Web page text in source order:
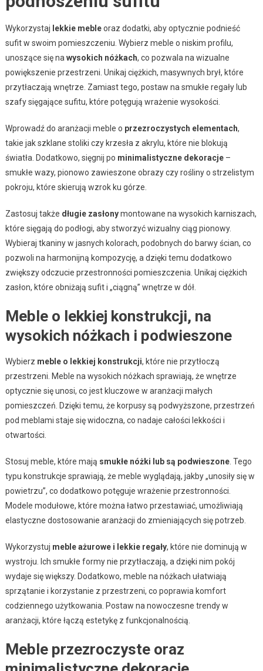
Wykorzystaj lekkie mebleoraz dodatki, aby optycznie podnieść
sufit w swoim pomieszczeniu. Wybierz meble o niskim profilu,
unoszące się na wysokich nóżkach, co pozwala na wizualne
powiększenie przestrzeni. Unikaj ciężkich, masywnych brył, które
przytłaczają wnętrze. Zamiast tego, postaw na smukłe regały lub
szafy sięgające sufitu, które potęgują wrażenie wysokości.
Wprowadź do aranżacji meble o przezroczystych elementach,
takie jak szklane stoliki czy krzesła z akrylu, które nie blokują
światła. Dodatkowo, sięgnij po minimalistyczne dekoracje–
smukłe wazy, pionowo zawieszone obrazy czy rośliny o strzelistym
pokroju, które skierują wzrok ku górze.
Zastosuj także długie zasłonymontowane na wysokich karniszach,
które sięgają do podłogi, aby stworzyć wizualny ciąg pionowy.
Wybieraj tkaniny w jasnych kolorach, podobnych do barwy ścian, co
pozwoli na harmonijną kompozycję, a dzięki temu dodatkowo
zwiększy odczucie przestronności pomieszczenia. Unikaj ciężkich
zasłon, które obniżają sufit i „ciągną” wnętrze w dół.
Meble o lekkiej konstrukcji, na
wysokich nóżkach i podwieszone
Wybierz meble o lekkiej konstrukcji, które nie przytłoczą
przestrzeni. Meble na wysokich nóżkach sprawiają, że wnętrze
optycznie się unosi, co jest kluczowe w aranżacji małych
pomieszczeń. Dzięki temu, że korpusy są podwyższone, przestrzeń
pod meblami staje się widoczna, co nadaje całości lekkości i
otwartości.
Stosuj meble, które mają smukłe nóżki lub są podwieszone. Tego
typu konstrukcje sprawiają, że meble wyglądają, jakby „unosiły się w
powietrzu”, co dodatkowo potęguje wrażenie przestronności.
Modele modułowe, które można łatwo przestawiać, umożliwiają
elastyczne dostosowanie aranżacji do zmieniających się potrzeb.
Wykorzystuj meble ażurowe i lekkie regały, które nie dominują w
wystroju. Ich smukłe formy nie przytłaczają, a dzięki nim pokój
wydaje się większy. Dodatkowo, meble na nóżkach ułatwiają
sprzątanie i korzystanie z przestrzeni, co poprawia komfort
codziennego użytkowania. Postaw na nowoczesne trendy w
aranżacji, które łączą estetykę z funkcjonalnością.
Meble przezroczyste oraz